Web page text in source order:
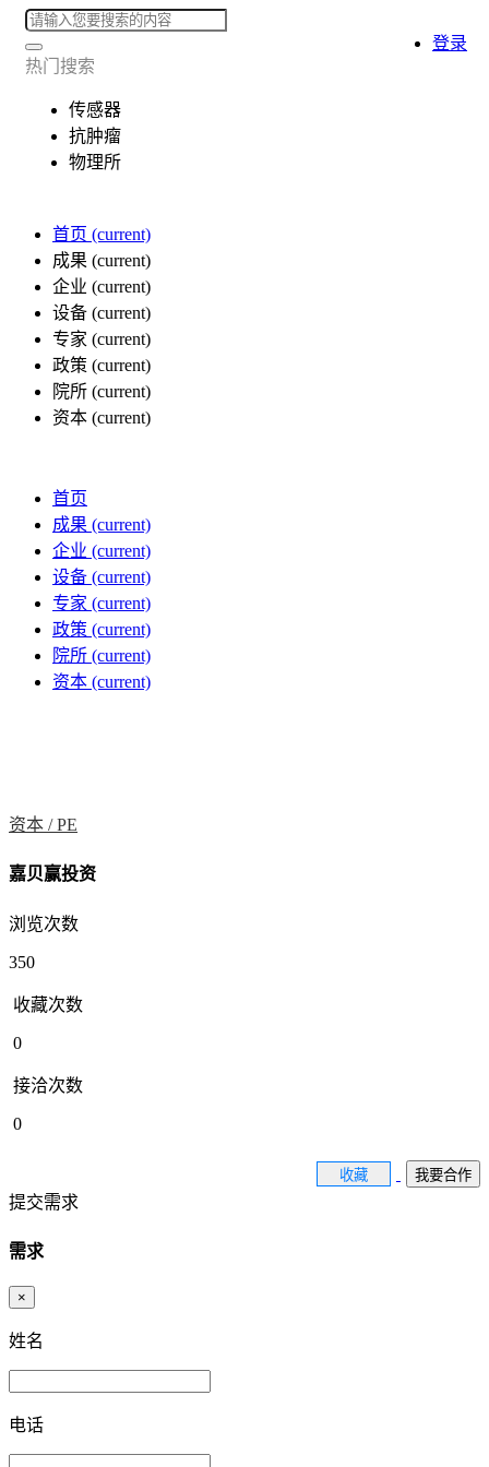
热门搜索
传感器
抗肿瘤
物理所
首页 (current)
成果 (current)
企业 (current)
设备 (current)
专家 (current)
政策 (current)
院所 (current)
资本 (current)
登录
首页
成果 (current)
企业 (current)
设备 (current)
专家 (current)
政策 (current)
院所 (current)
资本 (current)
资本 /PE
嘉贝赢投资
浏览次数
350
收藏次数
0
接洽次数
0
收藏 我要合作
提交需求
需求
×
姓名
电话